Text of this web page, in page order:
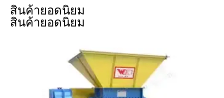
สินค้ายอดนิยม
สินค้ายอดนิยม